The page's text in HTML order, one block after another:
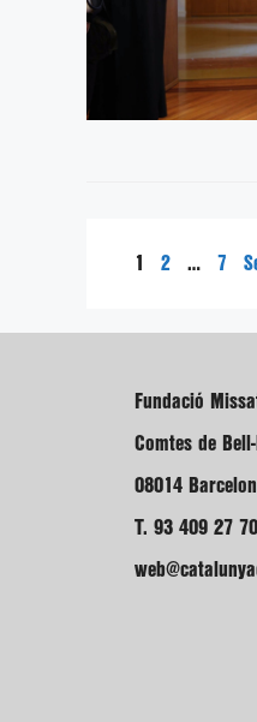
Pàgina
1 Pàgina
2 … 7
Fundació
Comtes de
08014
T. 93 409 27